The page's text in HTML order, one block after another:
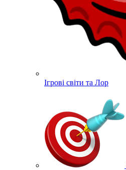
Ігрові світи та Лор